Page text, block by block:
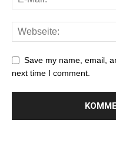
Save my name, email,
next time I comment.